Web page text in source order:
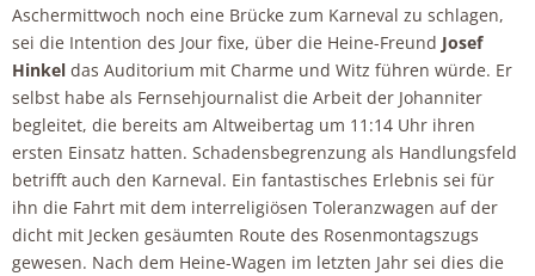
Aschermittwoch noch eine Brücke zum Karneval zu schlagen,
sei die Intention des Jour fixe, über die Heine-Freund Josef
Hinkel das Auditorium mit Charme und Witz führen würde. Er
selbst habe als Fernsehjournalist die Arbeit der Johanniter
begleitet, die bereits am Altweibertag um 11:14 Uhr ihren
ersten Einsatz hatten. Schadensbegrenzung als Handlungsfeld
betrifft auch den Karneval. Ein fantastisches Erlebnis sei für
ihn die Fahrt mit dem interreligiösen Toleranzwagen auf der
dicht mit Jecken gesäumten Route des Rosenmontagszugs
gewesen. Nach dem Heine-Wagen im letzten Jahr sei dies die